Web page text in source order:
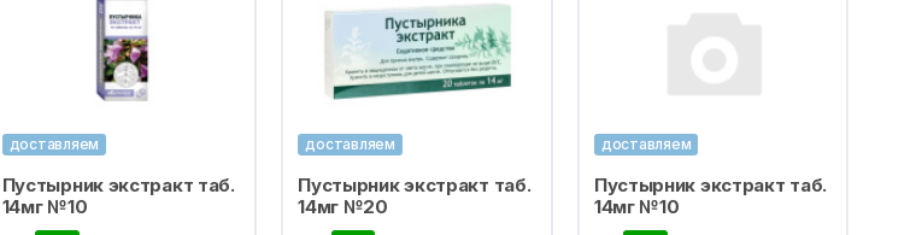
доставляем
Пустырник экстракт таб.
14мг №10
доставляем
Пустырник экстракт таб.
14мг №20
доставляем
Пустырник экстракт таб.
14мг №10